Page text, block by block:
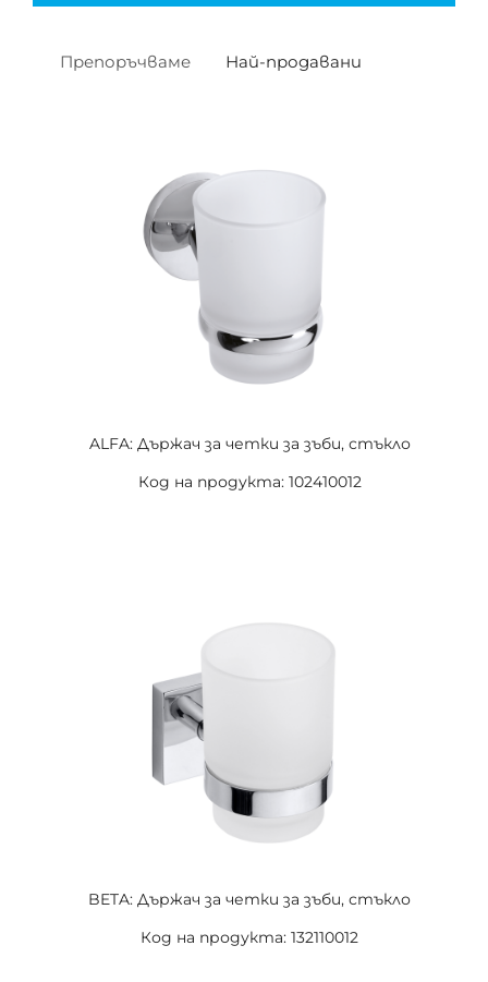
Препоръчваме Най-продавани
ALFA: Държач за четки за зъби, стъкло
Код на продукта: 102410012
BETA: Държач за четки за зъби, стъкло
Код на продукта: 132110012